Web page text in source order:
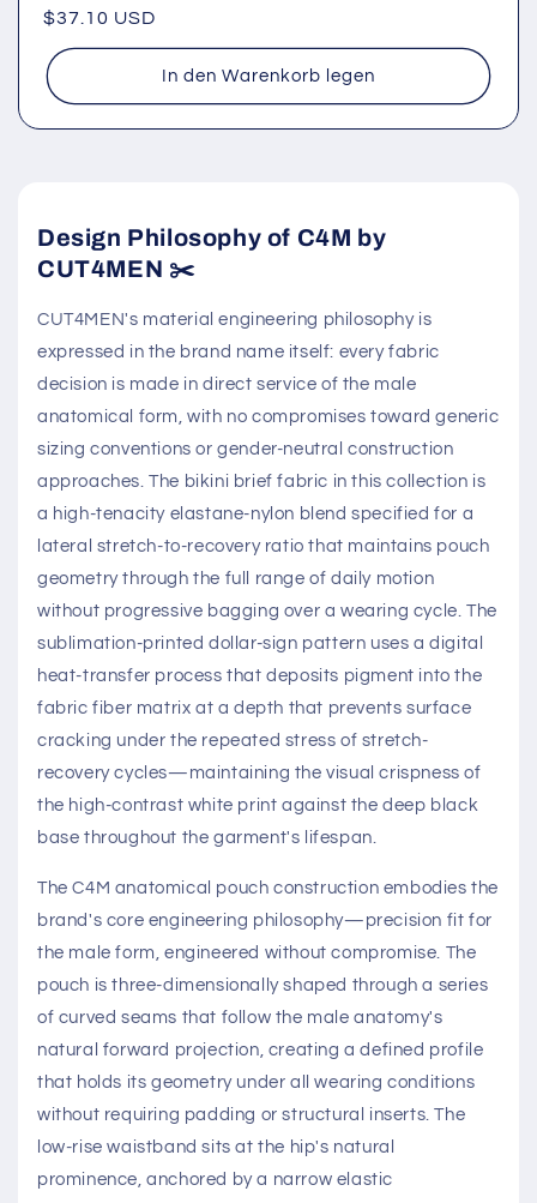
C4M01-Dollar-Bikini
Anbieter:
Normaler
Preis
$37.10 USD
In den Warenkorb legen
100% Authentic Brands
Authenticity Guaranteed
Discreet Shipping
Shop with confidence,
knowing your privacy is
protected.
Safe & Secure Payment
knowing your payment is
Design Philosophy of C4M by
CUT4MEN ✂️
CUT4MEN's material engineering philosophy is
expressed in the brand name itself: every fabric
decision is made in direct service of the male
anatomical form, with no compromises toward generic
sizing conventions or gender-neutral construction
approaches. The bikini brief fabric in this collection is
a high-tenacity elastane-nylon blend specified for a
lateral stretch-to-recovery ratio that maintains pouch
geometry through the full range of daily motion
without progressive bagging over a wearing cycle. The
sublimation-printed dollar-sign pattern uses a digital
heat-transfer process that deposits pigment into the
fabric fiber matrix at a depth that prevents surface
cracking under the repeated stress of stretch-
recovery cycles—maintaining the visual crispness of